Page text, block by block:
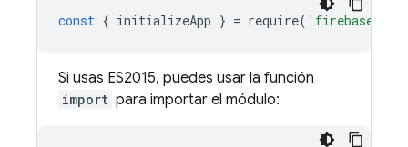
const { initializeApp } = require( 'firebase-
Si usas ES2015, puedes usar la función
import para importar el módulo: